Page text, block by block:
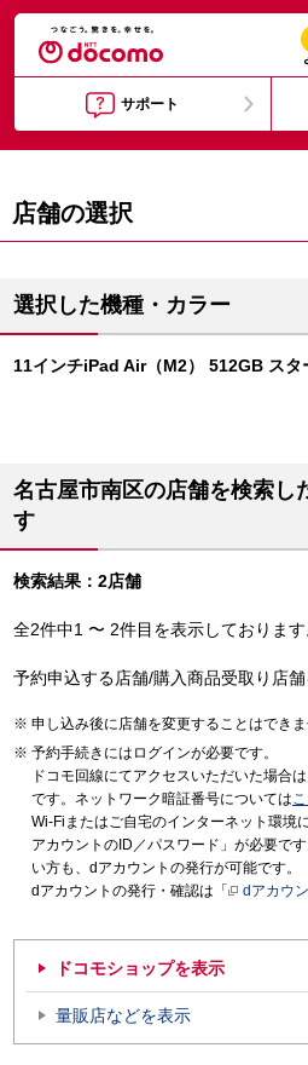
サポート
店舗の選択
選択した機種・カラー
11インチiPad Air（M2） 512GB スタ
名古屋市南区の店舗を検索し
す
検索結果：2店舗
全2件中1 〜 2件目を表示しておりま
予約申込する店舗/購入商品受取り店舗
申し込み後に店舗を変更することはできま
予約手続きにはログインが必要です。
ドコモ回線にてアクセスいただいた場合
です。ネットワーク暗証番号については
Wi-Fiまたはご自宅のインターネット環境
アカウントのID／パスワード」が必要で
い方も、dアカウントの発行が可能です。
dアカウントの発行・確認は「
dアカウ
ドコモショップを表示
量販店などを表示